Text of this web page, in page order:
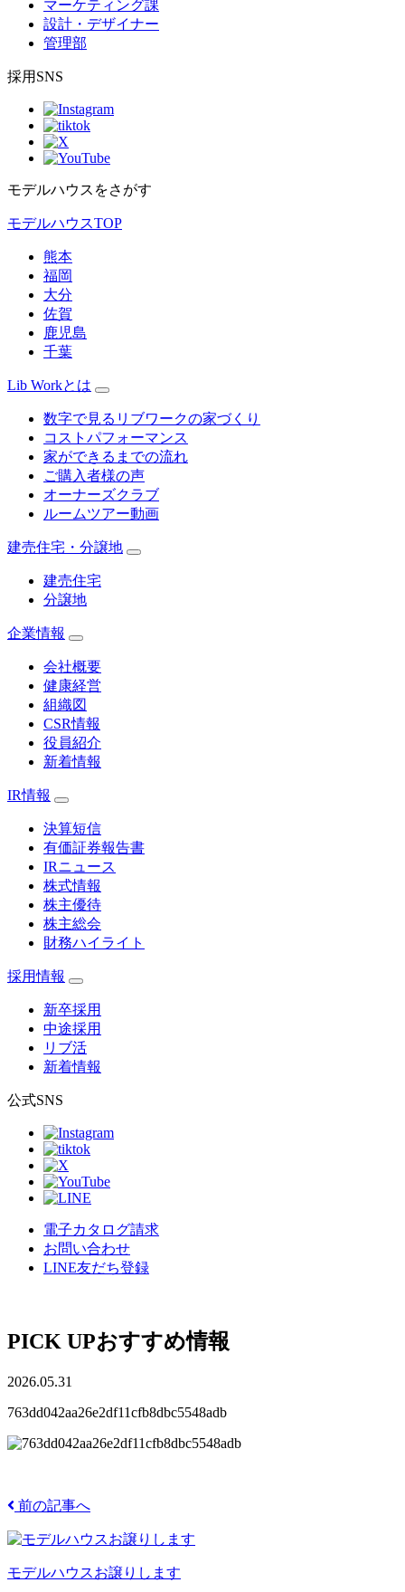
マーケティング課
設計・デザイナー
管理部
採用SNS
モデルハウスをさがす
モデルハウスTOP
熊本
福岡
大分
佐賀
鹿児島
千葉
Lib Workとは
数字で見るリブワークの家づくり
コストパフォーマンス
家ができるまでの流れ
ご購入者様の声
オーナーズクラブ
ルームツアー動画
建売住宅・分譲地
建売住宅
分譲地
企業情報
会社概要
健康経営
組織図
CSR情報
役員紹介
新着情報
IR情報
決算短信
有価証券報告書
IRニュース
株式情報
株主優待
株主総会
財務ハイライト
採用情報
新卒採用
中途採用
リブ活
新着情報
公式SNS
電子カタログ請求
お問い合わせ
LINE友だち登録
PICK UPおすすめ情報
2026.05.31
763dd042aa26e2df11cfb8dbc5548adb
前の記事へ
モデルハウスお譲りします